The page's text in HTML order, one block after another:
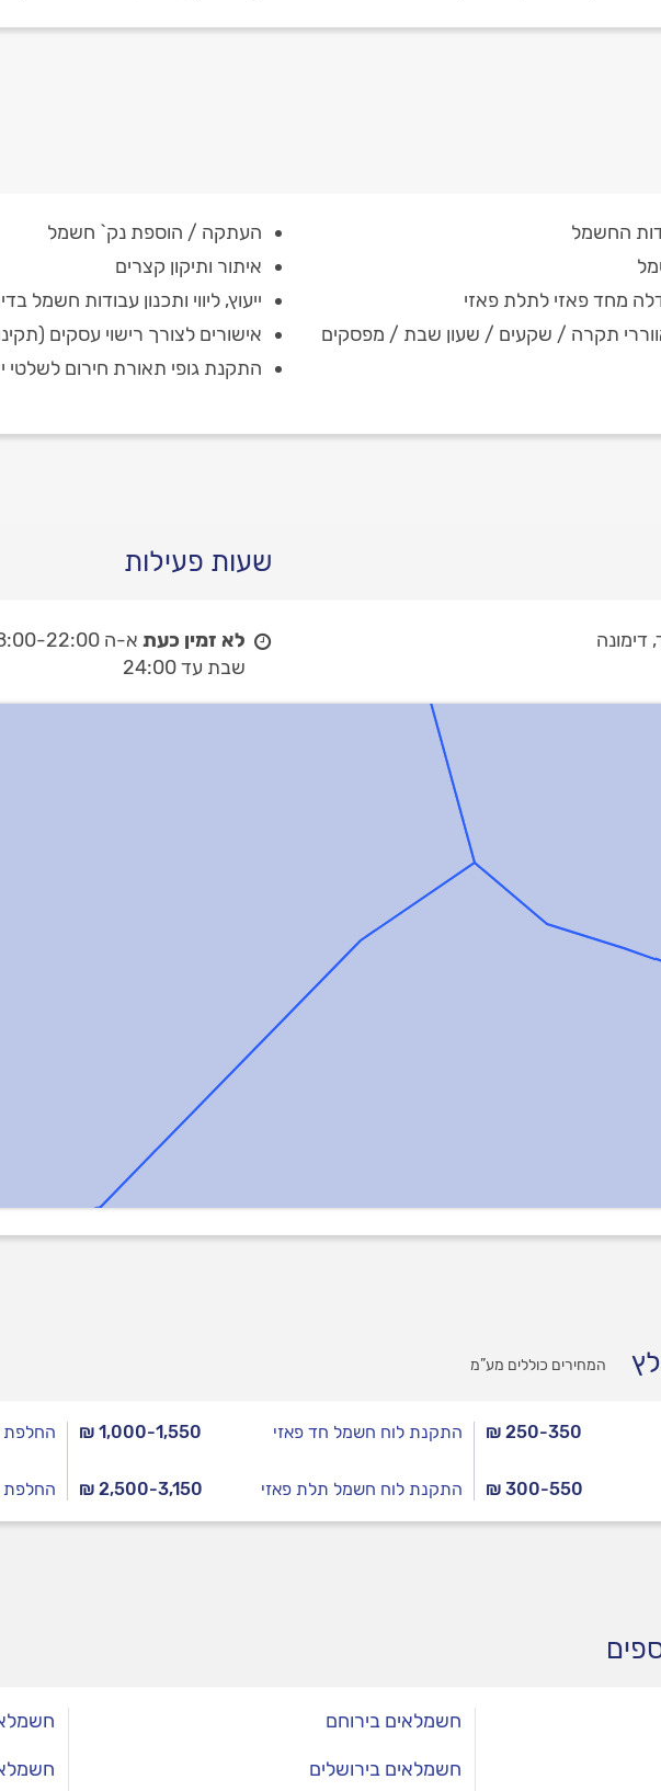
החשמל
מחד פאזי לתלת פאזי
תקרה / שקעים / שעון שבת / מפסקים
העתקה / הוספת נק` חשמל
איתור ותיקון קצרים
ייעוץ, ליווי ותכנון עבודות חשמל
אישורים לצורך רישוי עסקים
התקנת גופי תאורת חירום לשלטי
שעות פעילות
לא זמין כעת א-ה 08:00-22:00,
שבת עד 24:00
המחירים כוללים מע”מ
₪ 250-350
₪ 300-550
₪ 1,000-1,550 התקנת לוח חשמל חד פאזי
₪ 2,500-3,150 התקנת לוח חשמל תלת פאזי
החלפת
החלפת
חשמלאים בירוחם
חשמלאים בירושלים